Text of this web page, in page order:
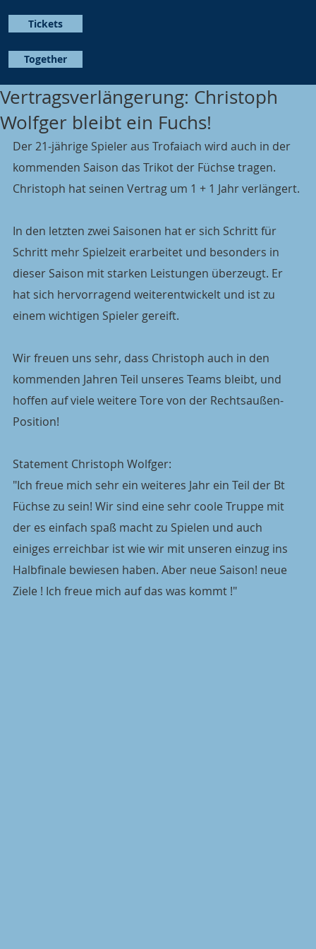
Together
Tickets
Vertragsverlängerung: Christoph
Wolfger bleibt ein Fuchs!
Der 21-jährige Spieler aus Trofaiach wird auch in der
kommenden Saison das Trikot der Füchse tragen.
Christoph hat seinen Vertrag um 1 + 1 Jahr verlängert.
In den letzten zwei Saisonen hat er sich Schritt für
Schritt mehr Spielzeit erarbeitet und besonders in
dieser Saison mit starken Leistungen überzeugt. Er
hat sich hervorragend weiterentwickelt und ist zu
einem wichtigen Spieler gereift.
Wir freuen uns sehr, dass Christoph auch in den
kommenden Jahren Teil unseres Teams bleibt, und
hoffen auf viele weitere Tore von der Rechtsaußen-
Position!
Statement Christoph Wolfger:
"Ich freue mich sehr ein weiteres Jahr ein Teil der Bt
Füchse zu sein! Wir sind eine sehr coole Truppe mit
der es einfach spaß macht zu Spielen und auch
einiges erreichbar ist wie wir mit unseren einzug ins
Halbfinale bewiesen haben. Aber neue Saison! neue
Ziele ! Ich freue mich auf das was kommt !"